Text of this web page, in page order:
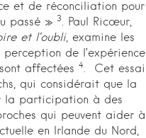
et de réconciliation pour
passé » 3. Paul Ricœur,
et l’oubli, examine les
de l’expérience
affectées 4. Cet essai
qui considérait que la
la participation à des
qui peuvent aider à
en Irlande du Nord,